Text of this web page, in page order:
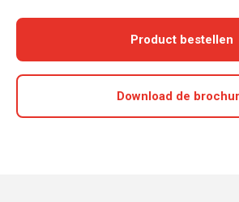
Product bestellen
Download de